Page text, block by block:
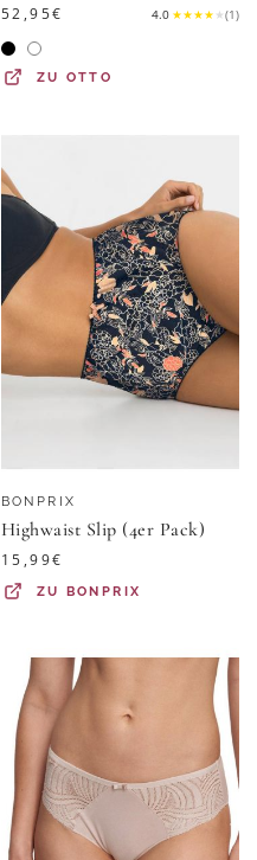
52,95€ 4.0 ★★★★ ★(1)
ZU OTTO
BONPRIX
Highwaist Slip (4er Pack)
15,99€
ZU BONPRIX